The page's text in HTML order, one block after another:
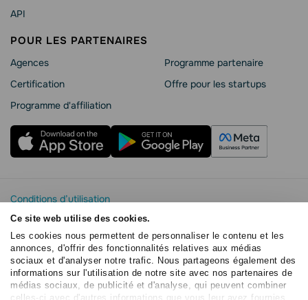
Ce site web utilise des cookies.
Les cookies nous permettent de personnaliser le contenu et les
annonces, d'offrir des fonctionnalités relatives aux médias
sociaux et d'analyser notre trafic. Nous partageons également des
informations sur l'utilisation de notre site avec nos partenaires de
médias sociaux, de publicité et d'analyse, qui peuvent combiner
celles-ci avec d'autres informations que vous leur avez fournies
API
POUR LES PARTENAIRES
Agences
Сertification
Programme d'affiliation
Programme partenaire
Offre pour les startups
Conditions d’utilisation
Politique de confidentialité
Sécurité SendPulse
Déclaration de Cookie
Accord de traitement des données
Copyright © 2015 - 2026. SendPulse. Tous droits réservés